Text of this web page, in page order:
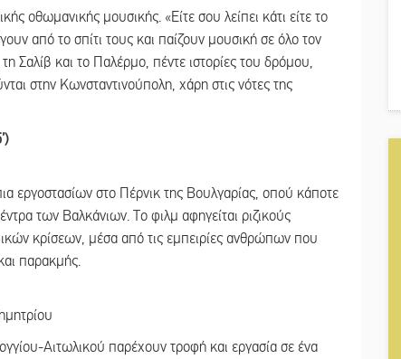
οθωμανικής μουσικής. «Είτε σου λείπει κάτι είτε το
από το σπίτι τους και παίζουν μουσική σε όλο τον
Σαλίβ και το Παλέρμο, πέντε ιστορίες του δρόμου,
στην Κωνσταντινούπολη, χάρη στις νότες της
εργοστασίων στο Πέρνικ της Βουλγαρίας, οπού κάποτε
των Βαλκάνιων. Το φιλμ αφηγείται ριζικούς
κρίσεων, μέσα από τις εμπειρίες ανθρώπων που
παρακμής.
Αιτωλικού παρέχουν τροφή και εργασία σε ένα